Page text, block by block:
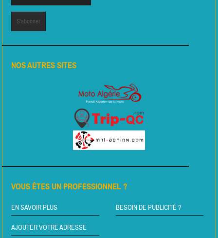
NOS AUTRES SITES
VOUS ÊTES UN PROFESSIONNEL ?
EN SAVOIR PLUS BESOIN DE PUBLICITÉ ?
AJOUTER VOTRE ADRESSE